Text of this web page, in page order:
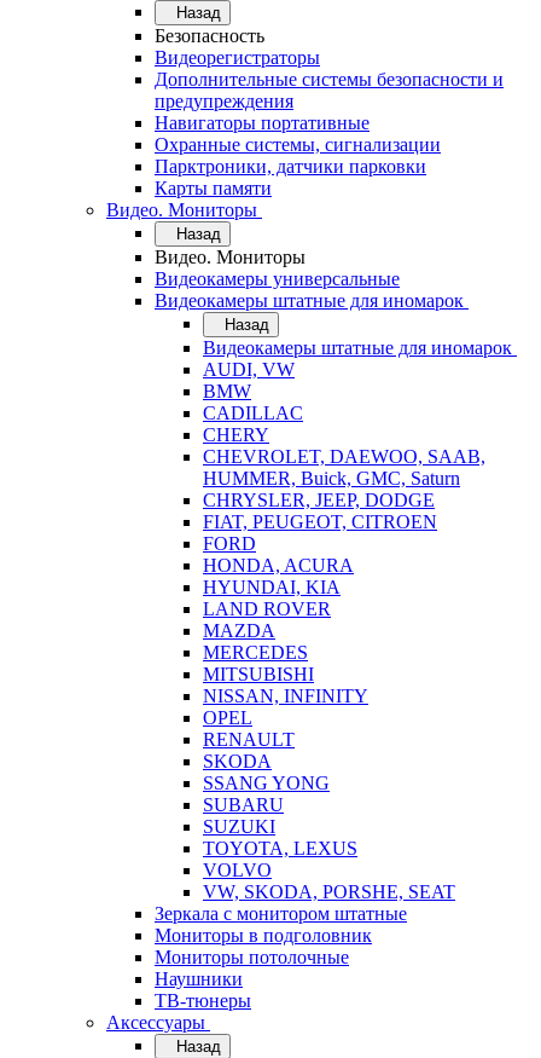
Назад
Безопасность
Видеорегистраторы
Дополнительные системы безопасности и
предупреждения
Навигаторы портативные
Охранные системы, сигнализации
Парктроники, датчики парковки
Карты памяти
Видео. Мониторы
Назад
Видео. Мониторы
Видеокамеры универсальные
Видеокамеры штатные для иномарок
Назад
Видеокамеры штатные для иномарок
AUDI, VW
BMW
CADILLAC
CHERY
CHEVROLET, DAEWOO, SAAB,
HUMMER, Buick, GMC, Saturn
CHRYSLER, JEEP, DODGE
FIAT, PEUGEOT, CITROEN
FORD
HONDA, ACURA
HYUNDAI, KIA
LAND ROVER
MAZDA
MERCEDES
MITSUBISHI
NISSAN, INFINITY
OPEL
RENAULT
SKODA
SSANG YONG
SUBARU
SUZUKI
TOYOTA, LEXUS
VOLVO
VW, SKODA, PORSHE, SEAT
Зеркала с монитором штатные
Мониторы в подголовник
Мониторы потолочные
Наушники
ТВ-тюнеры
Аксессуары
Назад